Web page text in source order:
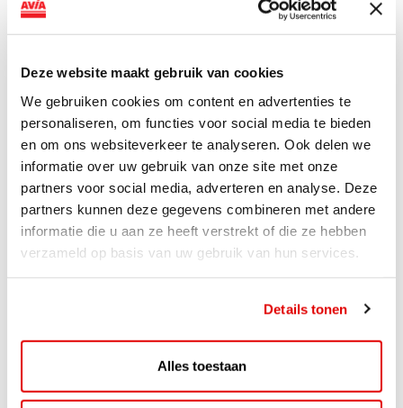
Deze website maakt gebruik van cookies
We gebruiken cookies om content en advertenties te
personaliseren, om functies voor social media te bieden
en om ons websiteverkeer te analyseren. Ook delen we
informatie over uw gebruik van onze site met onze
partners voor social media, adverteren en analyse. Deze
partners kunnen deze gegevens combineren met andere
informatie die u aan ze heeft verstrekt of die ze hebben
verzameld op basis van uw gebruik van hun services.
Details tonen
Alles toestaan
van DC-snellaadinfrastructuur AVIA VOLT en...
ViaAVIA Super Deal: 20% korting bij
ViaLuxury Hotels